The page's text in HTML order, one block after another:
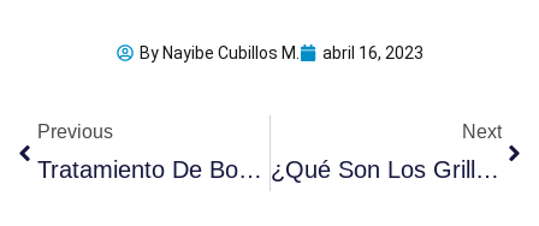
ByNayibe Cubillos M. abril 16, 2023
Previous
Tratamiento De Boca De Trinchera En 3 Etapas: ¿Qué Saber?
Next
¿Qué Son Los Grills Dentales Y Por Qué Son Populares?